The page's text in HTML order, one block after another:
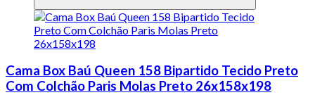
Cama Box Baú Queen 158 Bipartido Tecido Preto
Com Colchão Paris Molas Preto 26x158x198